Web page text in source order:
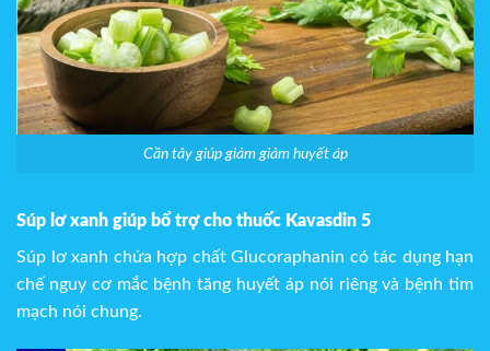
Cần tây giúp giảm giảm huyết áp
Súp lơ xanh giúp bổ trợ cho thuốc Kavasdin 5
Súp lơ xanh chứa hợp chất Glucoraphanin có tác dụng hạn
chế nguy cơ mắc bệnh tăng huyết áp nói riêng và bệnh tim
mạch nói chung.